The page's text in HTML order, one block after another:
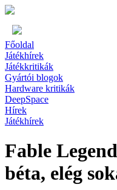
Főoldal
Játékhírek
Játékkritikák
Gyártói blogok
Hardware kritikák
DeepSpace
Hírek
Játékhírek
Fable
béta, elég